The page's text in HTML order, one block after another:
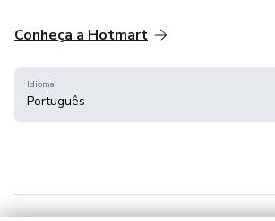
Conheça a Hotmart
Idioma
Português